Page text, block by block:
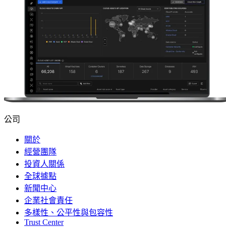
公司
關於
經營團隊
投資人關係
全球據點
新聞中心
企業社會責任
多樣性、公平性與包容性
Trust Center